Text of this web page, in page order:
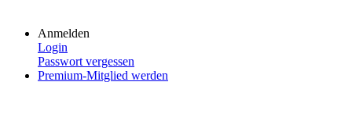
Anmelden
Login
Passwort vergessen
Premium-Mitglied werden